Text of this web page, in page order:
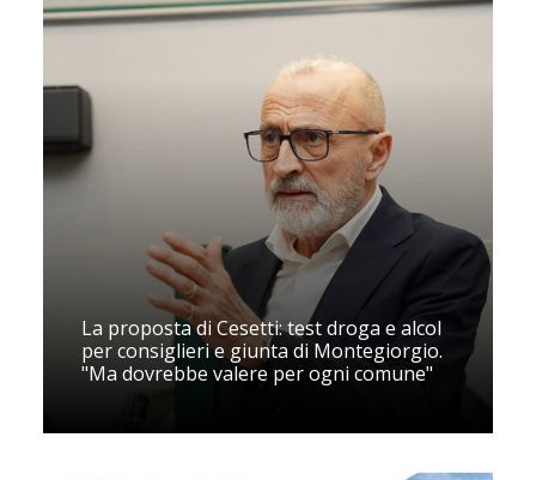
La proposta di Cesetti: test droga e alcol
per consiglieri e giunta di Montegiorgio.
"Ma dovrebbe valere per ogni comune"